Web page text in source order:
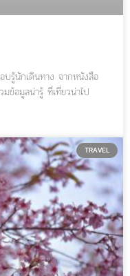
บรู้นักเดินทาง จากหนังสือ
ข้อมูลน่ารู้ ที่เที่ยวน่าไป
TRAVEL